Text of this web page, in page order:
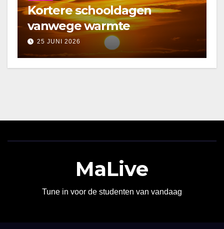
Kortere schooldagen
vanwege warmte
25 JUNI 2026
MaLive
Tune in voor de studenten van vandaag